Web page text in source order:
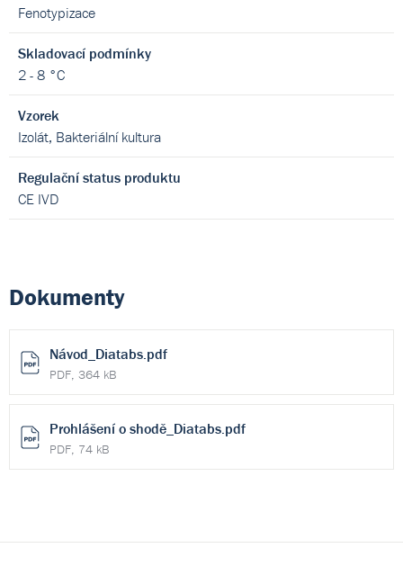
Fenotypizace
Skladovací podmínky
2 - 8 °C
Vzorek
Izolát, Bakteriální kultura
Regulační status produktu
CE IVD
Dokumenty
Návod_Diatabs.pdf
PDF, 364 kB
Prohlášení o shodě_Diatabs.pdf
PDF, 74 kB